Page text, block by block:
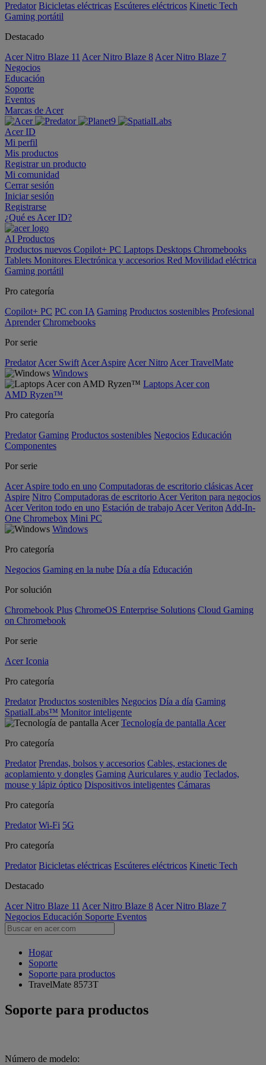
Predator Bicicletas eléctricas Escúteres eléctricos Kinetic Tech
Gaming portátil
Destacado
Acer Nitro Blaze 11 Acer Nitro Blaze 8 Acer Nitro Blaze 7
Negocios
Educación
Soporte
Eventos
Marcas de Acer
Acer ID
Mi perfil
Mis productos
Registrar un producto
Mi comunidad
Cerrar sesión
Iniciar sesión
Registrarse
¿Qué es Acer ID?
AI Productos
Productos nuevos Copilot+ PC Laptops Desktops Chromebooks
Tablets Monitores Electrónica y accesorios Red Movilidad eléctrica
Gaming portátil
Pro categoría
Copilot+ PC PC con IA Gaming Productos sostenibles Profesional
Aprender Chromebooks
Por serie
Predator Acer Swift Acer Aspire Acer Nitro Acer TravelMate
Windows
Laptops Acer con
AMD Ryzen™
Pro categoría
Predator Gaming Productos sostenibles Negocios Educación
Componentes
Por serie
Acer Aspire todo en uno Computadoras de escritorio clásicas Acer
Aspire Nitro Computadoras de escritorio Acer Veriton para negocios
Acer Veriton todo en uno Estación de trabajo Acer Veriton Add-In-
One Chromebox Mini PC
Windows
Pro categoría
Negocios Gaming en la nube Día a día Educación
Por solución
Chromebook Plus ChromeOS Enterprise Solutions Cloud Gaming
on Chromebook
Por serie
Acer Iconia
Pro categoría
Predator Productos sostenibles Negocios Día a día Gaming
SpatialLabs™ Monitor inteligente
Tecnología de pantalla Acer
Pro categoría
Predator Prendas, bolsos y accesorios Cables, estaciones de
acoplamiento y dongles Gaming Auriculares y audio Teclados,
mouse y lápiz óptico Dispositivos inteligentes Cámaras
Pro categoría
Predator Wi-Fi 5G
Pro categoría
Predator Bicicletas eléctricas Escúteres eléctricos Kinetic Tech
Destacado
Acer Nitro Blaze 11 Acer Nitro Blaze 8 Acer Nitro Blaze 7
Negocios Educación Soporte Eventos
Hogar
Soporte
Soporte para productos
TravelMate 8573T
Soporte para productos
Número de modelo: